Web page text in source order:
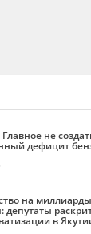
не
дефицит
на
депутаты
в